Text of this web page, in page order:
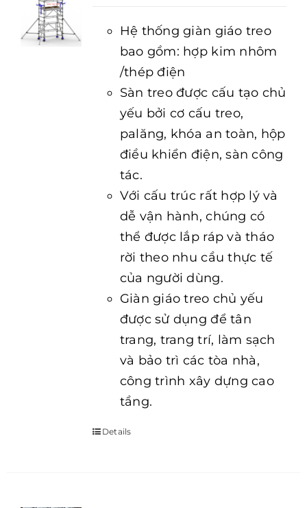
Hệ thống giàn giáo treo
bao gồm: hợp kim nhôm
/thép điện
Sàn treo được cấu tạo chủ
yếu bởi cơ cấu treo,
palăng, khóa an toàn, hộp
điều khiển điện, sàn công
tác.
Với cấu trúc rất hợp lý và
dễ vận hành, chúng có
thể được lắp ráp và tháo
rời theo nhu cầu thực tế
của người dùng.
Giàn giáo treo chủ yếu
được sử dụng để tân
trang, trang trí, làm sạch
và bảo trì các tòa nhà,
công trình xây dựng cao
tầng.
Details